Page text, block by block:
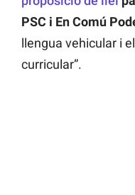
PSC i En Comú
llengua vehicular i
curricular”.